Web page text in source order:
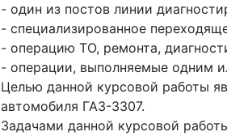
- один из постов линии
- специализированное
- операцию ТО, ремонта,
- операции, выполняемые одним
Целью данной курсовой работы
автомобиля ГАЗ-3307.
Задачами данной курсовой